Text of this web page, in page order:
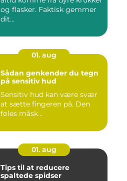
og flasker. Faktisk gemmer
dit...
01. aug
Sådan genkender du tegn
på sensitiv hud
Sensitiv hud kan være svær
at sætte fingeren på. Den
føles måsk...
01. aug
Tips til at reducere
spaltede spidser